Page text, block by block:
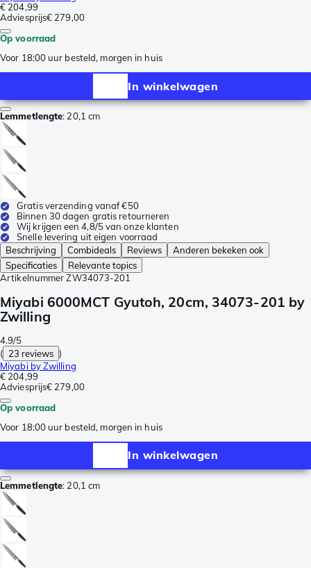
€ 204,99
Adviesprijs€ 279,00
Op voorraad
Voor 18:00 uur besteld, morgen in huis
In winkelwagen
Lemmetlengte: 20,1 cm
Gratis verzending vanaf €50
Binnen 30 dagen gratis retourneren
Wij krijgen een 4,8/5 van onze klanten
Snelle levering uit eigen voorraad
Beschrijving
Combideals Reviews
Anderen bekeken ook
Specificaties
Relevante topics
Artikelnummer ZW34073-201
Miyabi 6000MCT Gyutoh, 20cm, 34073-201 by
Zwilling
4.9/5
( 23 reviews )
Miyabi by Zwilling
€ 204,99
Adviesprijs€ 279,00
Op voorraad
Voor 18:00 uur besteld, morgen in huis
In winkelwagen
Lemmetlengte: 20,1 cm